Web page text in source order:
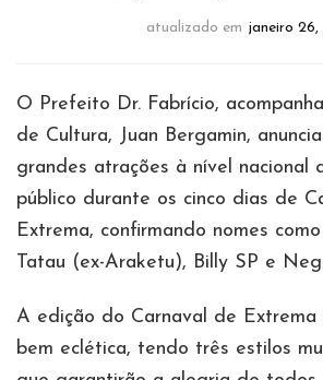
atualizado em janeiro 26,
O Prefeito Dr. Fabrício,
de Cultura, Juan Bergamin,
grandes atrações à nível nacional
público durante os cinco dias de
Extrema, confirmando nomes
Tatau (ex-Araketu), Billy SP e
A edição do Carnaval de Extrema
bem eclética, tendo três estilos